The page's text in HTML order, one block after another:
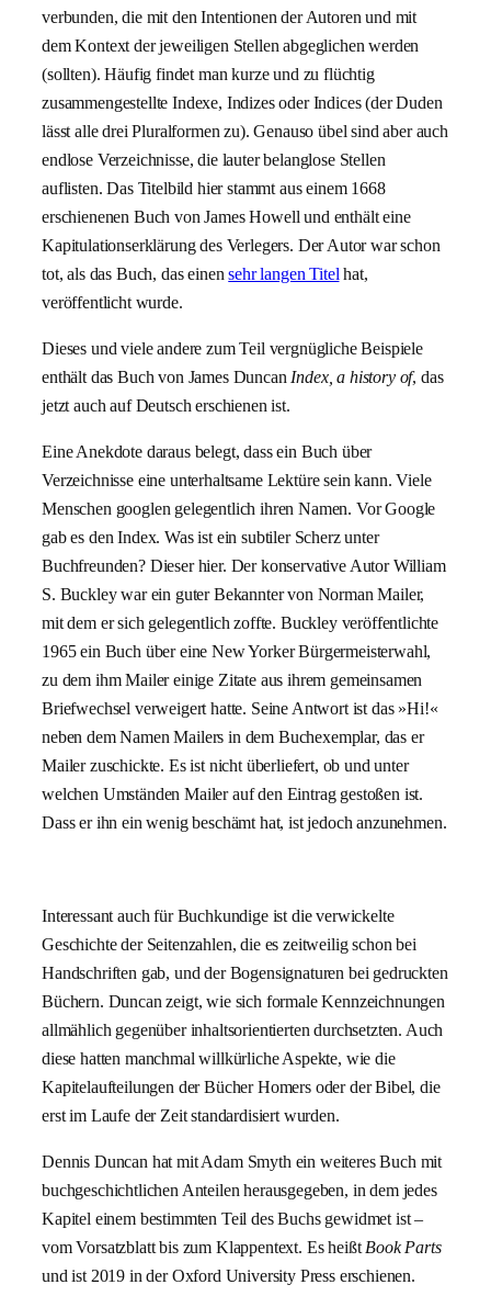
verbunden, die mit den Intentionen der Autoren und mit
dem Kontext der jeweiligen Stellen abgeglichen werden
(sollten). Häufig findet man kurze und zu flüchtig
zusammengestellte Indexe, Indizes oder Indices (der Duden
lässt alle drei Pluralformen zu). Genauso übel sind aber auch
endlose Verzeichnisse, die lauter belanglose Stellen
auflisten. Das Titelbild hier stammt aus einem 1668
erschienenen Buch von James Howell und enthält eine
Kapitulationserklärung des Verlegers. Der Autor war schon
tot, als das Buch, das einensehr langen Titel hat,
veröffentlicht wurde.
Dieses und viele andere zum Teil vergnügliche Beispiele
enthält das Buch von James DuncanIndex, a history of, das
jetzt auch auf Deutsch erschienen ist.
Eine Anekdote daraus belegt, dass ein Buch über
Verzeichnisse eine unterhaltsame Lektüre sein kann. Viele
Menschen googlen gelegentlich ihren Namen. Vor Google
gab es den Index. Was ist ein subtiler Scherz unter
Buchfreunden? Dieser hier. Der konservative Autor William
S. Buckley war ein guter Bekannter von Norman Mailer,
mit dem er sich gelegentlich zoffte. Buckley veröffentlichte
1965 ein Buch über eine New Yorker Bürgermeisterwahl,
zu dem ihm Mailer einige Zitate aus ihrem gemeinsamen
Briefwechsel verweigert hatte. Seine Antwort ist das »Hi!«
neben dem Namen Mailers in dem Buchexemplar, das er
Mailer zuschickte. Es ist nicht überliefert, ob und unter
welchen Umständen Mailer auf den Eintrag gestoßen ist.
Dass er ihn ein wenig beschämt hat, ist jedoch anzunehmen.
Interessant auch für Buchkundige ist die verwickelte
Geschichte der Seitenzahlen, die es zeitweilig schon bei
Handschriften gab, und der Bogensignaturen bei gedruckten
Büchern. Duncan zeigt, wie sich formale Kennzeichnungen
allmählich gegenüber inhaltsorientierten durchsetzten. Auch
diese hatten manchmal willkürliche Aspekte, wie die
Kapitelaufteilungen der Bücher Homers oder der Bibel, die
erst im Laufe der Zeit standardisiert wurden.
Dennis Duncan hat mit Adam Smyth ein weiteres Buch mit
buchgeschichtlichen Anteilen herausgegeben, in dem jedes
Kapitel einem bestimmten Teil des Buchs gewidmet ist –
vom Vorsatzblatt bis zum Klappentext. Es heißtBook Parts
und ist 2019 in der Oxford University Press erschienen.